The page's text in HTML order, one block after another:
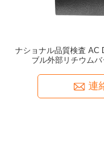
ナショナル品質検査 AC
ブル外部リチウム
連